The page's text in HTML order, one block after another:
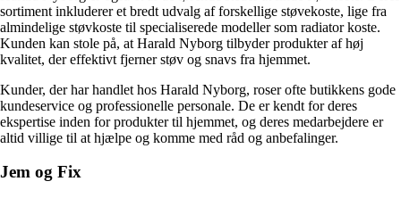
sortiment inkluderer et bredt udvalg af forskellige støvekoste, lige fra
almindelige støvkoste til specialiserede modeller som radiator koste.
Kunden kan stole på, at Harald Nyborg tilbyder produkter af høj
kvalitet, der effektivt fjerner støv og snavs fra hjemmet.
Kunder, der har handlet hos Harald Nyborg, roser ofte butikkens gode
kundeservice og professionelle personale. De er kendt for deres
ekspertise inden for produkter til hjemmet, og deres medarbejdere er
altid villige til at hjælpe og komme med råd og anbefalinger.
Jem og Fix